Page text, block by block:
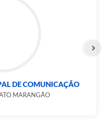
DE COMUNICAÇÃO
MARANGÃO